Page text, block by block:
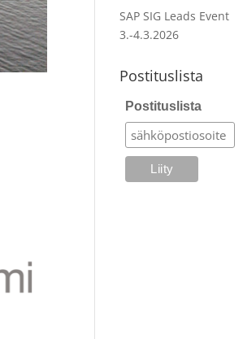
SAP SIG Leads Event
3.-4.3.2026
Postituslista
Postituslista